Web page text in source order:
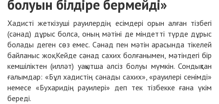
болуын білдіре бермейді»
Хадисті жеткізуші рауилердің есімдері орын алған тізбегі
(сәнад) дұрыс болса, оның мәтіні де міндетті түрде дұрыс
болады деген сөз емес. Сәнад пен мәтін арасында тікелей
байланыс жоқ. Кейде сәнад сахих болғанымен, мәтіндегі бір
кемшіліктен (илләт) уақытша әлсіз болуы мүмкін. Сондықтан
ғалымдар: «Бұл хадистің сәнады сахих», «рауилері сенімді»
немесе «Бухаридің рауилері» деп тек тізбекке ғана үкім
береді.